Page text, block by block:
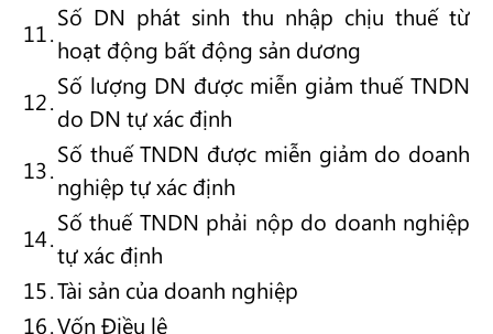
11.
Số DN phát sinh thu nhập chịu thuế từ
hoạt động bất động sản dương
12.
Số lượng DN được miễn giảm thuế TNDN
do DN tự xác định
13.
Số thuế TNDN được miễn giảm do doanh
nghiệp tự xác định
14.
Số thuế TNDN phải nộp do doanh nghiệp
tự xác định
15.Tài sản của doanh nghiệp
16.Vốn Điều lệ